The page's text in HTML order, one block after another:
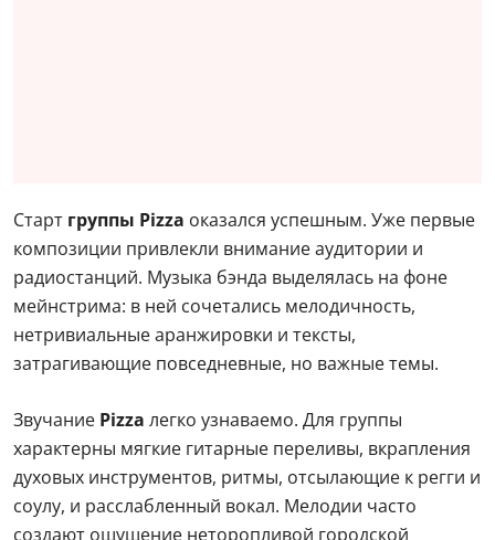
Старт группы Pizza оказался успешным. Уже первые
композиции привлекли внимание аудитории и
радиостанций. Музыка бэнда выделялась на фоне
мейнстрима: в ней сочетались мелодичность,
нетривиальные аранжировки и тексты,
затрагивающие повседневные, но важные темы.
Звучание Pizza легко узнаваемо. Для группы
характерны мягкие гитарные переливы, вкрапления
духовых инструментов, ритмы, отсылающие к регги и
соулу, и расслабленный вокал. Мелодии часто
создают ощущение неторопливой городской